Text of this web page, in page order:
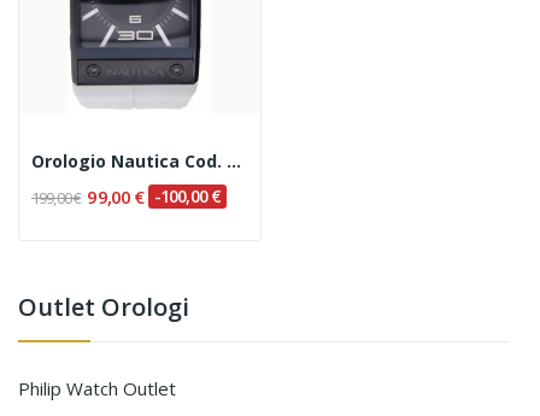
Outlet Orologi
Philip Watch Outlet
Orologio Nautica Cod. A23513G
199,00 € 99,00 € -100,00 €